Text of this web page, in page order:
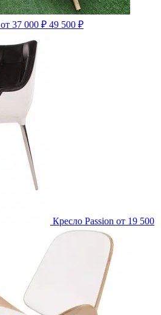
от 37 000 ₽ 49 500 ₽
Кресло Passion от 19 500